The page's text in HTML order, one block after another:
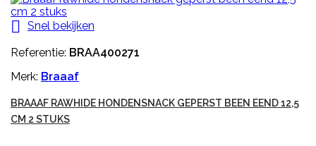
 Snel bekijken
Referentie: BRAA400271
Merk: Braaaf
BRAAAF RAWHIDE HONDENSNACK GEPERST BEEN EEND 12,5
CM 2 STUKS